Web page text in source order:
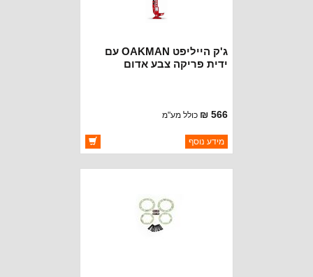
ג'ק הייליפט OAKMAN עם
ידית פריקה צבע אדום
566 ₪ כולל מע"מ
ברקוד: BJ2812
יצרן:OAKMAN OFFROAD
מידע נוסף